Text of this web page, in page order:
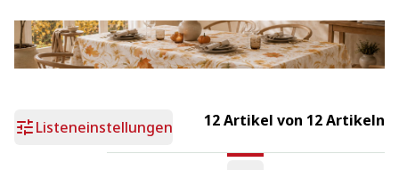
Listeneinstellungen 12 Artikel von 12 Artikeln